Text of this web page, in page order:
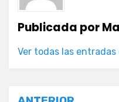
Publicada por
Ver todas las entradas